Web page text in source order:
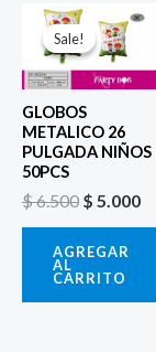
Sale!
Sale!
GLOBOS
METALICO 26
PULGADA NIÑOS
50PCS
$6.500
El
precio
original
era:
$ 5.000
El
AGREGAR
AL
CARRITO